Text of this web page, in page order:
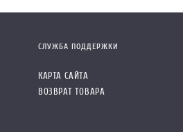
СЛУЖБА ПОДДЕРЖКИ
КАРТА САЙТА
ВОЗВРАТ ТОВАРА